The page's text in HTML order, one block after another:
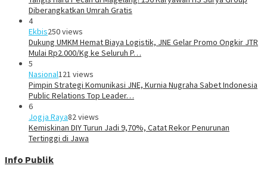
Diberangkatkan Umrah Gratis
4
Ekbis250 views
Dukung UMKM Hemat Biaya Logistik, JNE Gelar Promo Ongkir JTR
Mulai Rp2.000/Kg ke Seluruh P…
5
Nasional121 views
Pimpin Strategi Komunikasi JNE, Kurnia Nugraha Sabet Indonesia
Public Relations Top Leader…
6
Jogja Raya82 views
Kemiskinan DIY Turun Jadi 9,70%, Catat Rekor Penurunan
Tertinggi di Jawa
Info Publik